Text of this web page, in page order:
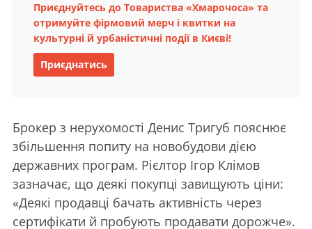
Приєднуйтесь до Товариства «Хмарочоса» та
отримуйте фірмовий мерч і квитки на
культурні й урбаністичні події в Києві!
Приєднатись
Брокер з нерухомості Денис Тригуб пояснює
збільшення попиту на новобудови дією
державних програм. Рієлтор Ігор Клімов
зазначає, що деякі покупці завищують ціни:
«Деякі продавці бачать активність через
сертифікати й пробують продавати дорожче».